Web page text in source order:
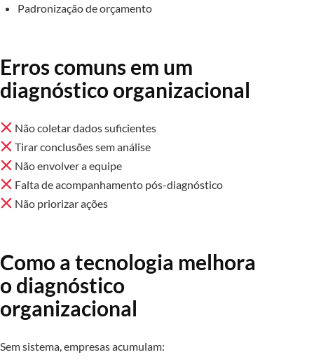
Padronização de orçamento
Erros comuns em um
diagnóstico organizacional
Não coletar dados suficientes
Tirar conclusões sem análise
Não envolver a equipe
Falta de acompanhamento pós-diagnóstico
Não priorizar ações
Como a tecnologia melhora
o diagnóstico
organizacional
Sem sistema, empresas acumulam: